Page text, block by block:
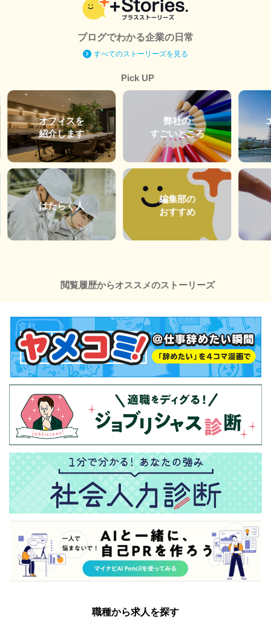
ブログでわかる企業の日常
すべてのストーリーズを見る
Pick UP
オフィスを
紹介します
はたらく人
弊社の
すごいところ
編集部の
おすすめ
閲覧履歴からオススメのストーリーズ
職種から求人を探す